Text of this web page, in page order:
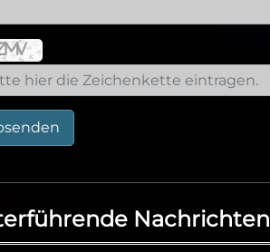
Nachrichten